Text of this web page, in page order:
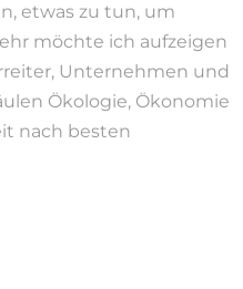
etwas zu tun, um
möchte ich aufzeigen
Unternehmen und
Ökologie, Ökonomie
nach besten